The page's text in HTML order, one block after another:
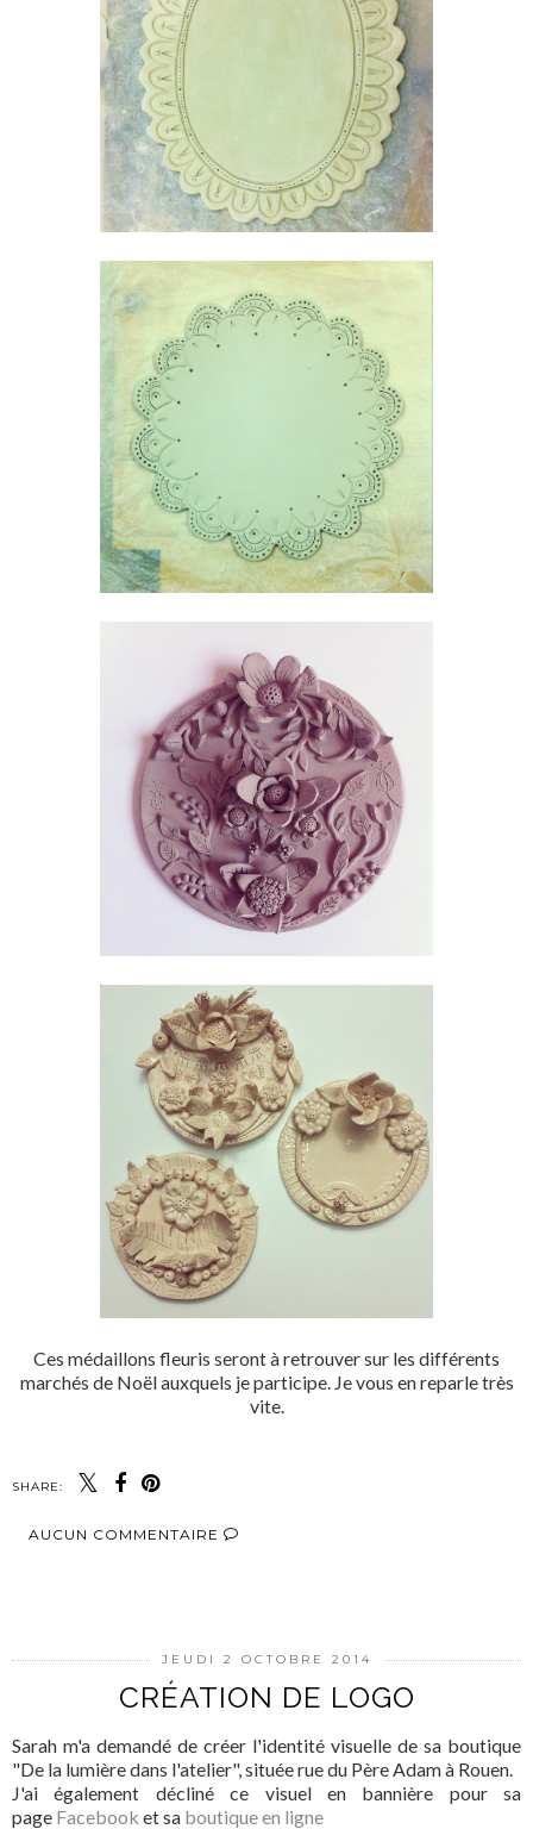
Ces médaillons fleuris seront à retrouver sur les différents
marchés de Noël auxquels je participe. Je vous en reparle très
vite.
SHARE:
AUCUN COMMENTAIRE
JEUDI 2 OCTOBRE 2014
CRÉATION DE LOGO
Sarah m'a demandé de créer l'identité visuelle de sa boutique
"De la lumière dans l'atelier", située rue du Père Adam à Rouen.
J'ai également décliné ce visuel en bannière pour sa
page Facebook et sa boutique en ligne